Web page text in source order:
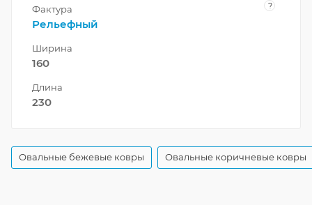
Фактура ?
Рельефный
Ширина
160
Длина
230
Овальные бежевые ковры Овальные коричневые ковры